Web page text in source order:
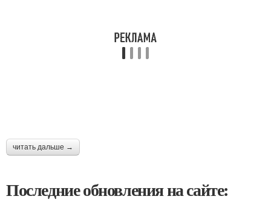
читать дальше →
Последние обновления на сайте: